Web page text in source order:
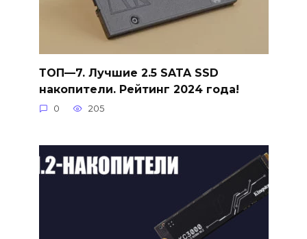
ТОП—7. Лучшие 2.5 SATA SSD
накопители. Рейтинг 2024 года!
0 205